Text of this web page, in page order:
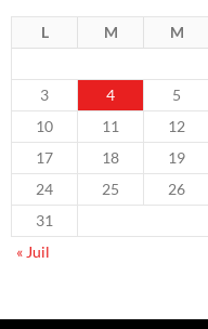
L M M
3
4 5
10
11 12
17
18 19
24
25 26
31
« Juil